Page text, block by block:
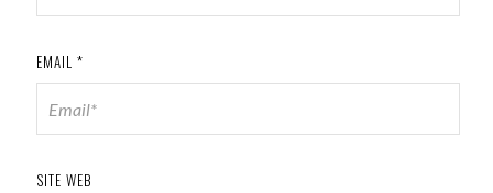
EMAIL *
SITE WEB